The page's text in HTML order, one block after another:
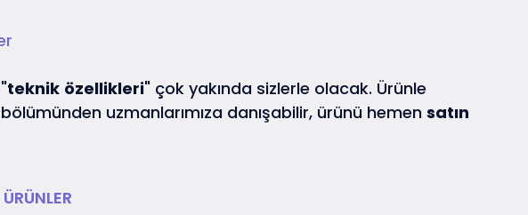
teknik özellikleri" çok yakında sizlerle olacak. Ürünle
bölümünden uzmanlarımıza danışabilir, ürünü hemen satın